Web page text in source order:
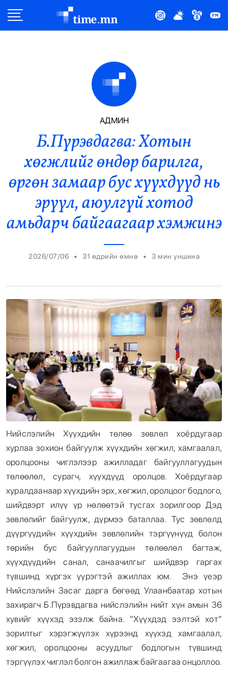
Эдийн Засаг
Нийтлэлчийн Булан
Эрүүл Мэнд
Орон Нутаг
Спорт
Энтертайнмент
АДМИН
Б.Пүрэвдагва: Хотын
хөгжлийг өндөр барилга,
өргөн замаар бус хүүхдүүд нь
эрүүл, аюулгүй хотод
амьдарч байгаагаар хэмжинэ
2026/07/06 • 31 өдрийн өмнө • 3 мин уншина
Нийслэлийн Хүүхдийн төлөө зөвлөл хоёрдугаар
хурлаа зохион байгуулж хүүхдийн хөгжил, хамгаалал,
оролцооны чиглэлээр ажилладаг байгууллагуудын
төлөөлөл, сурагч, хүүхдүүд оролцов. Хоёрдугаар
хуралдаанаар хүүхдийн эрх, хөгжил, оролцоог бодлого,
шийдвэрт илүү үр нөлөөтэй тусгах зорилгоор Дэд
зөвлөлийг байгуулж, дүрмээ баталлаа. Тус зөвлөлд
дүүргүүдийн хүүхдийн зөвлөлийн тэргүүнүүд болон
төрийн бус байгууллагуудын төлөөлөл багтаж,
хүүхдүүдийн санал, санаачилгыг шийдвэр гаргах
түвшинд хүргэх үүрэгтэй ажиллах юм. Энэ үеэр
Нийслэлийн Засаг дарга бөгөөд Улаанбаатар хотын
захирагч Б.Пүрэвдагва нийслэлийн нийт хүн амын 36
хувийг хүүхэд эзэлж байна. “Хүүхдэд ээлтэй хот”
зорилтыг хэрэгжүүлэх хүрээнд хүүхэд хамгаалал,
хөгжил, оролцооны асуудлыг бодлогын түвшинд
тэргүүлэх чиглэл болгон ажиллаж байгаагаа онцоллоо.